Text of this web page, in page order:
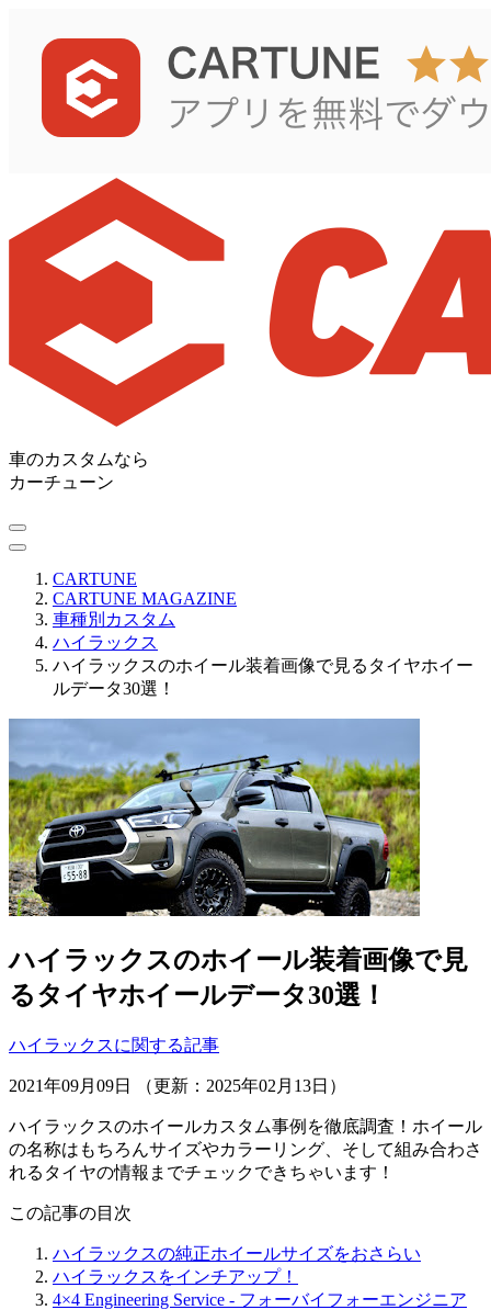
車のカスタムなら
カーチューン
CARTUNE
CARTUNE MAGAZINE
車種別カスタム
ハイラックス
ハイラックスのホイール装着画像で見るタイヤホイー
ルデータ30選！
ハイラックスのホイール装着画像で見
るタイヤホイールデータ30選！
ハイラックスに関する記事
2021年09月09日 （更新：2025年02月13日）
ハイラックスのホイールカスタム事例を徹底調査！ホイール
の名称はもちろんサイズやカラーリング、そして組み合わさ
れるタイヤの情報までチェックできちゃいます！
この記事の目次
ハイラックスの純正ホイールサイズをおさらい
ハイラックスをインチアップ！
4×4 Engineering Service - フォーバイフォーエンジニア